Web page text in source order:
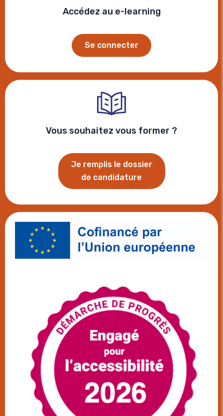
Accédez au e-learning
Se connecter
Vous souhaitez vous former ?
Je remplis le dossier
de candidature